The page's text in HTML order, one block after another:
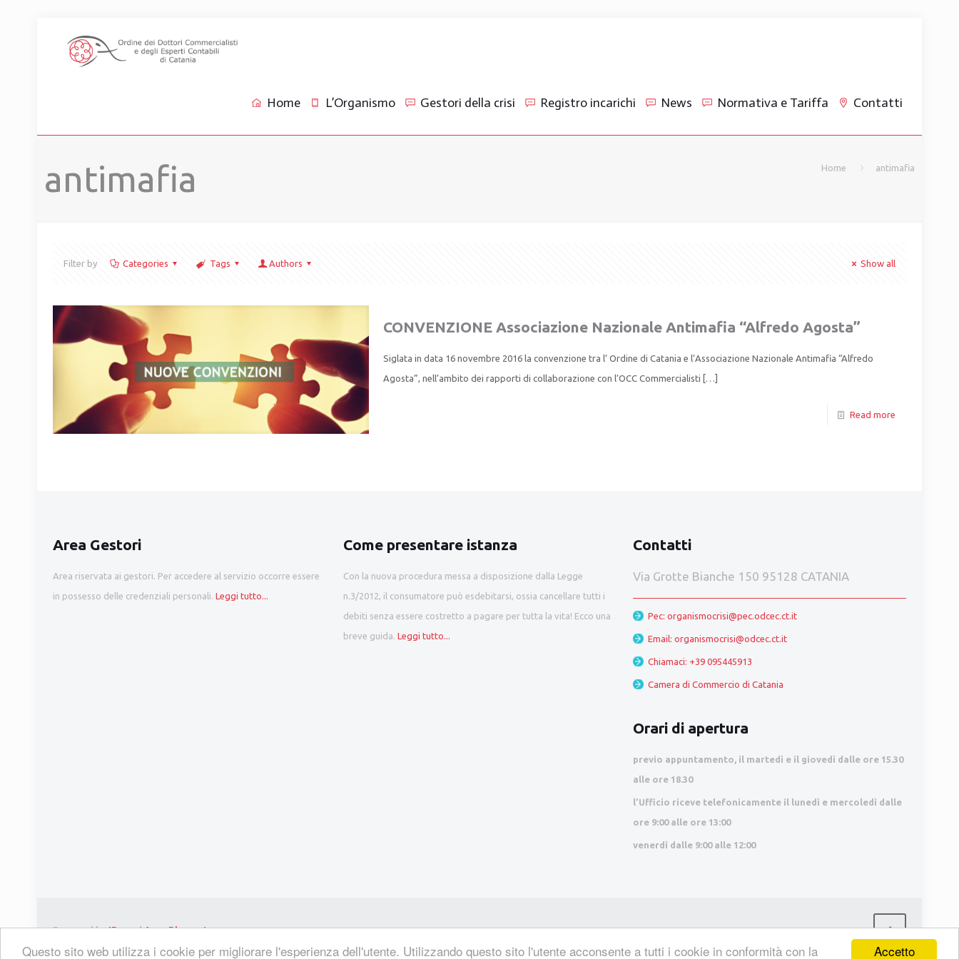
Accetto
Questo sito web utilizza i cookie per migliorare l'esperienza dell'utente. Utilizzando questo sito l'utente acconsente a tutti i cookie in conformità con la
Home L’Organismo Gestori della crisi Registro incarichi News Normativa e Tariffa Contatti
antimafia Home antimafia
Filter by Categories Tags Authors Show all
CONVENZIONE Associazione Nazionale Antimafia “Alfredo Agosta”
Siglata in data 16 novembre 2016 la convenzione tra l’ Ordine di Catania e l’Associazione Nazionale Antimafia “Alfredo
Agosta”, nell’ambito dei rapporti di collaborazione con l’OCC Commercialisti […]
Read more
Area Gestori
Area riservata ai gestori. Per accedere al servizio occorre essere
in possesso delle credenziali personali. Leggi tutto...
Come presentare istanza
Con la nuova procedura messa a disposizione dalla Legge
n.3/2012, il consumatore può esdebitarsi, ossia cancellare tutti i
debiti senza essere costretto a pagare per tutta la vita! Ecco una
breve guida. Leggi tutto...
Contatti
Via Grotte Bianche 150 95128 CATANIA
Pec: organismocrisi@pec.odcec.ct.it
Email: organismocrisi@odcec.ct.it
Chiamaci: +39 095445913
Camera di Commercio di Catania
Orari di apertura
previo appuntamento , il martedì e il giovedì dalle ore 15.30
alle ore 18.30
l’Ufficio riceve telefonicamente il lunedì e mercoledì dalle
ore 9:00 alle ore 13:00
venerdì dalle 9:00 alle 12:00
Powered byIPress|Area Riservata